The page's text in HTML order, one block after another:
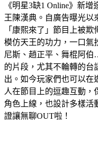
《明星3缺1 Online》新
王陳漢典。自廣告曝光以
「康熙來了」節目上被
模仿天王的功力，一口氣
尼斯、趙正平、舞棍阿
的片段，尤其不輪轉的台
出。如今玩家們也可以在
人在節目上的逗趣互動，
角色上線，也設計多樣活
證讓無聊OUT啦！